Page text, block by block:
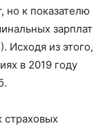
но к показателю
зарплат
Исходя из этого,
в 2019 году